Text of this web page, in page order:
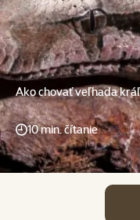
Ako chovať veľhada
10 min. čítanie